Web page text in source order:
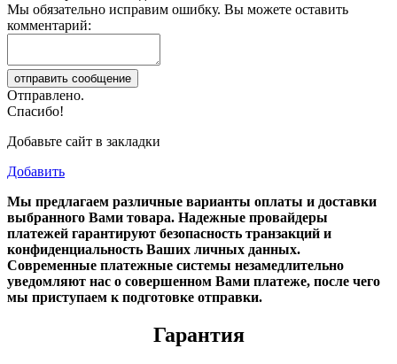
Мы обязательно исправим ошибку. Вы можете оставить
комментарий:
Отправлено.
Спасибо!
Добавьте сайт в закладки
Добавить
Мы предлагаем различные варианты оплаты и доставки
выбранного Вами товара. Надежные провайдеры
платежей гарантируют безопасность транзакций и
конфиденциальность Ваших личных данных.
Современные платежные системы незамедлительно
уведомляют нас о совершенном Вами платеже, после чего
мы приступаем к подготовке отправки.
Гарантия